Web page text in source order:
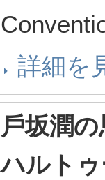
詳細を
⼾坂潤
ハルト